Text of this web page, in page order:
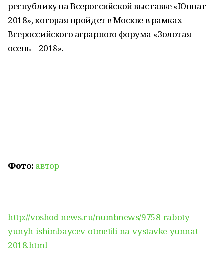
республику на Всероссийской выставке «Юннат –
2018», которая пройдет в Москве в рамках
Всероссийского аграрного форума «Золотая
осень – 2018».
Фото: автор
http://voshod-news.ru/numbnews/9758-raboty-
yunyh-ishimbaycev-otmetili-na-vystavke-yunnat-
2018.html